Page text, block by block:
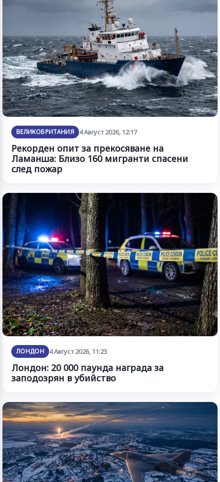
ВЕЛИКОБРИТАНИЯ 4 Август 2026, 12:17
Рекорден опит за прекосяване на
Ламанша: Близо 160 мигранти спасени
след пожар
ЛОНДОН 4 Август 2026, 11:23
Лондон: 20 000 паунда награда за
заподозрян в убийство